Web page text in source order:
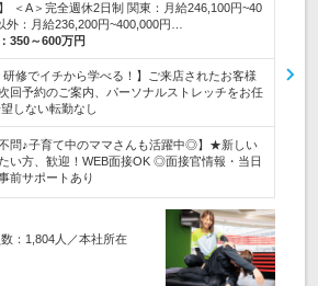
＜A＞完全週休2日制 関東：月給246,100円~40
外：月給236,200円~400,000円…
350～600万円
研修でイチから学べる！】ご来店されたお客様
回予約のご案内、パーソナルストレッチをお任
しない転勤なし
不問♪子育て中のママさんも活躍中◎】★新しい
い方、歓迎！WEB面接OK ◎面接官情報・当日
前サポートあり
：1,804人／本社所在